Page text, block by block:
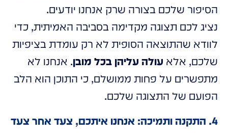
הסיפור שלכם בצורה שרק אנחנו יודעים.
נציג לכם תצוגה מקדימה בסביבה האמיתית, כדי
לוודא שהתוצאה הסופית לא רק עומדת בציפיות
שלכם, אלא עולה עליהן בכל מובן. אנחנו לא
מתפשרים על פחות ממושלם, כי התוכן הוא הלב
הפועם של התצוגה שלכם.
4. התקנה ותמיכה: אנחנו איתכם, צעד אחר צעד